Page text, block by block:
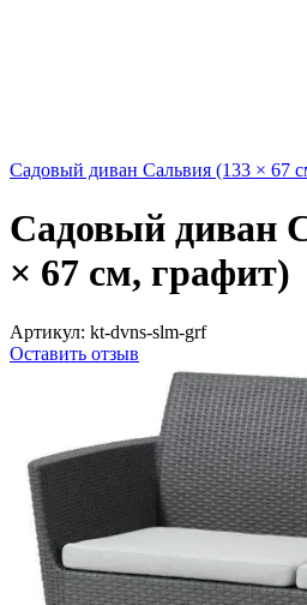
Садовый диван Сальвия (133 × 67
Садовый диван
× 67 см, графит)
Артикул: kt-dvns-slm-grf
Оставить отзыв